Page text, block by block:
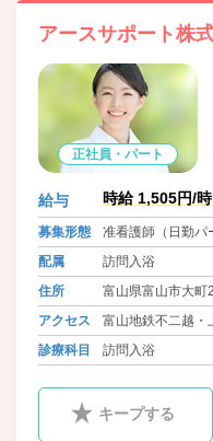
アースサポート株
正社員・パート
給与 時給 1,505円/時
募集形態
准看護師（日勤パ
配属
訪問入浴
住所
富山県富山市大町
アクセス
富山地鉄不二越・
診療科目
訪問入浴
キープする